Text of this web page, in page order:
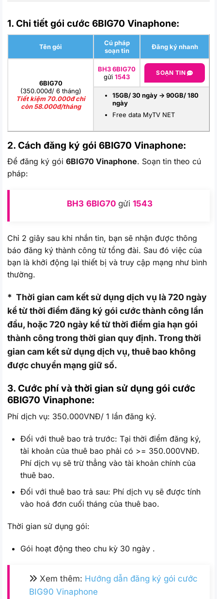
1. Chi tiết gói cước 6BIG70 Vinaphone:
Tên gói
Cú pháp
soạn tin
Đăng ký nhanh
6BIG70
(350.000đ/ 6 tháng)
Tiết kiệm 70.000đ chỉ
còn 58.000đ/tháng
BH3 6BIG70
gửi 1543
SOẠN TIN
15GB/ 30 ngày -> 90GB/ 180
ngày
Free data MyTV NET
2. Cách đăng ký gói 6BIG70 Vinaphone:
Để đăng ký gói 6BIG70 Vinaphone. Soạn tin theo cú
pháp:
BH3 6BIG70 gửi 1543
Chỉ 2 giây sau khi nhắn tin, bạn sẽ nhận được thông
báo đăng ký thành công từ tổng đài. Sau đó việc của
bạn là khởi động lại thiết bị và truy cập mạng như bình
thường.
* Thời gian cam kết sử dụng dịch vụ là 720 ngày
kể từ thời điểm đăng ký gói cước thành công lần
đầu, hoặc 720 ngày kể từ thời điểm gia hạn gói
thành công trong thời gian quy định. Trong thời
gian cam kết sử dụng dịch vụ, thuê bao không
được chuyển mạng giữ số.
3. Cước phí và thời gian sử dụng gói cước
6BIG70 Vinaphone:
Phí dịch vụ: 350.000VNĐ/ 1 lần đăng ký.
Đối với thuê bao trả trước: Tại thời điểm đăng ký,
tài khoản của thuê bao phải có >= 350.000VNĐ.
Phí dịch vụ sẽ trừ thẳng vào tài khoản chính của
thuê bao.
Đối với thuê bao trả sau: Phí dịch vụ sẽ được tính
vào hoá đơn cuối tháng của thuê bao.
Thời gian sử dụng gói:
Gói hoạt động theo chu kỳ 30 ngày .
Xem thêm: Hướng dẫn đăng ký gói cước
BIG90 Vinaphone